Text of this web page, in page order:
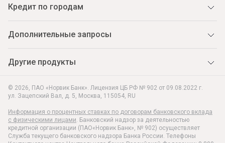
© 2026, ПАО «Норвик Банк». Лицензия ЦБ РФ № 902 от 09.08.2022 г.
ул. Зацепский Вал, д. 5, Москва, 115054, RU
Информация о процентных ставках по договорам банковского вклада
с физическими лицами. Банковский надзор за деятельностью
кредитной организации (ПАО«Норвик Банк», № 902) осуществляет
Служба текущего банковского надзора Банка России. Телефоны
Кредит по городам
Дополнительные запросы
Другие продукты